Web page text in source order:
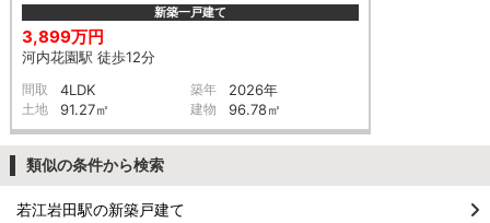
新築一戸建て
3,899万円
河内花園駅 徒歩12分
間取 4LDK 築年 2026年
土地 91.27㎡ 建物 96.78㎡
類似の条件から検索
若江岩田駅の新築戸建て